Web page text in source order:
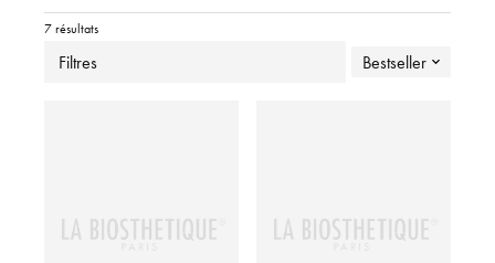
7 résultats
Filtres Bestseller